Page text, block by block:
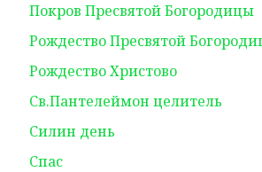
Покров Пресвятой Богородицы
Рождество Пресвятой
Рождество Христово
Св.Пантелеймон целитель
Силин день
Спас